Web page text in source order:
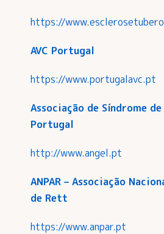
https://
AVC Portugal
https://www.portugalavc.pt
Associação de Síndrome
Portugal
http://www.angel.pt
ANPAR – Associação
de Rett
https://www.anpar.pt